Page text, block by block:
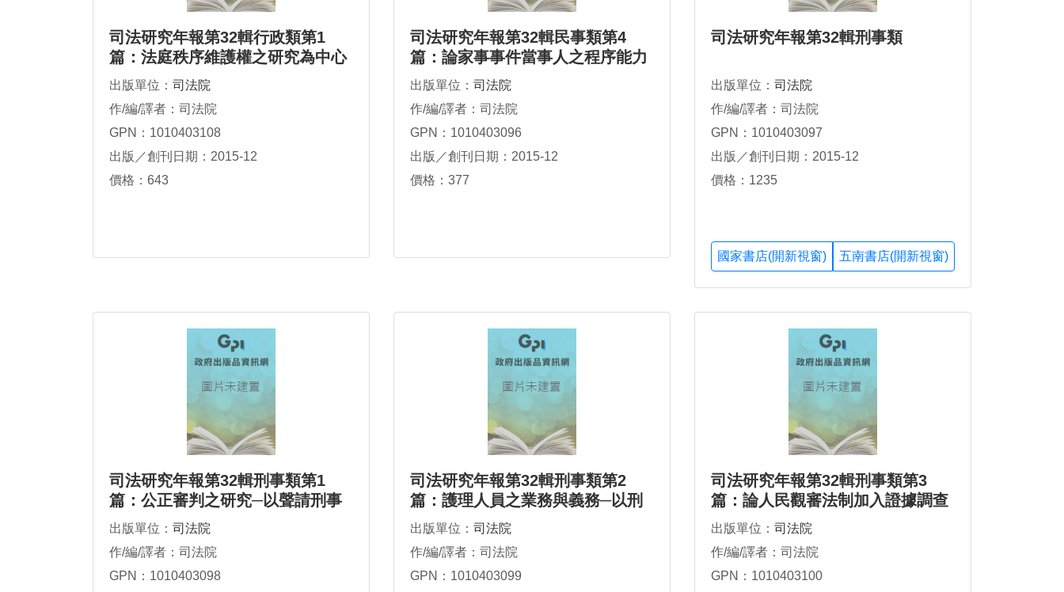
司法研究年報第32輯行政類第1
篇：法庭秩序維護權之研究為中心
出版單位： 司法院
作/編/譯者：司法院
GPN：1010403108
出版／創刊日期：2015-12
價格：643
司法研究年報第32輯民事類第4
篇：論家事事件當事人之程序能力
與程序監理人制度
出版單位： 司法院
作/編/譯者：司法院
GPN：1010403096
出版／創刊日期：2015-12
價格：377
司法研究年報第32輯刑事類
出版單位： 司法院
作/編/譯者：司法院
GPN：1010403097
出版／創刊日期：2015-12
價格：1235
國家書店(開新視窗) 五南書店(開新視窗)
司法研究年報第32輯刑事類第1
篇：公正審判之研究─以聲請刑事
法官迴避為中心
出版單位： 司法院
作/編/譯者：司法院
GPN：1010403098
司法研究年報第32輯刑事類第2
篇：護理人員之業務與義務─以刑
事案例出發研究
出版單位： 司法院
作/編/譯者：司法院
GPN：1010403099
司法研究年報第32輯刑事類第3
篇：論人民觀審法制加入證據調查
失權效之可行性
出版單位： 司法院
作/編/譯者：司法院
GPN：1010403100